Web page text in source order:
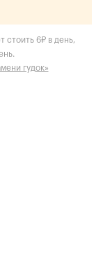
стоить 6₽ в день,
гудок»